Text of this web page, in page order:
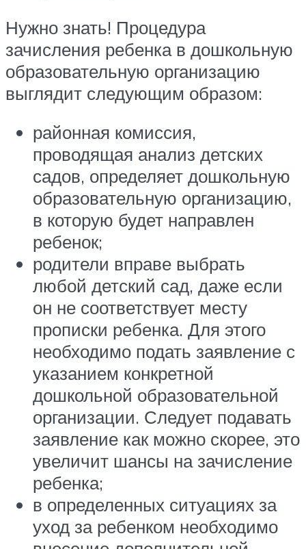
Нужно знать! Процедура
зачисления ребенка в дошкольную
образовательную организацию
выглядит следующим образом:
районная комиссия,
проводящая анализ детских
садов, определяет дошкольную
образовательную организацию,
в которую будет направлен
ребенок;
родители вправе выбрать
любой детский сад, даже если
он не соответствует месту
прописки ребенка. Для этого
необходимо подать заявление с
указанием конкретной
дошкольной образовательной
организации. Следует подавать
заявление как можно скорее, это
увеличит шансы на зачисление
ребенка;
в определенных ситуациях за
уход за ребенком необходимо